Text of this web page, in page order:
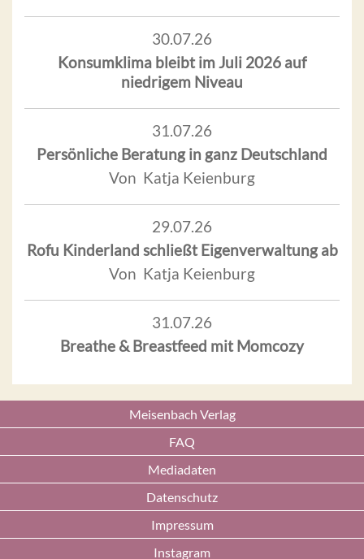
30.07.26
Konsumklima bleibt im Juli 2026 auf
niedrigem Niveau
31.07.26
Persönliche Beratung in ganz Deutschland
Von Katja Keienburg
29.07.26
Rofu Kinderland schließt Eigenverwaltung ab
Von Katja Keienburg
31.07.26
Breathe & Breastfeed mit Momcozy
Meisenbach Verlag
FAQ
Mediadaten
Datenschutz
Impressum
Instagram